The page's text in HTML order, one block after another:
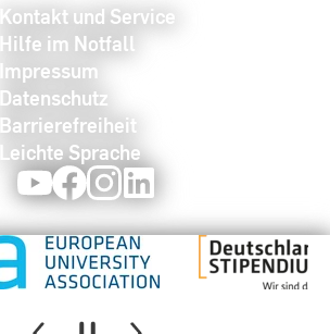
Kontakt und Service
Hilfe im Notfall
Impressum
Datenschutz
Barrierefreiheit
Leichte Sprache
YoutubeFacebookInstagram